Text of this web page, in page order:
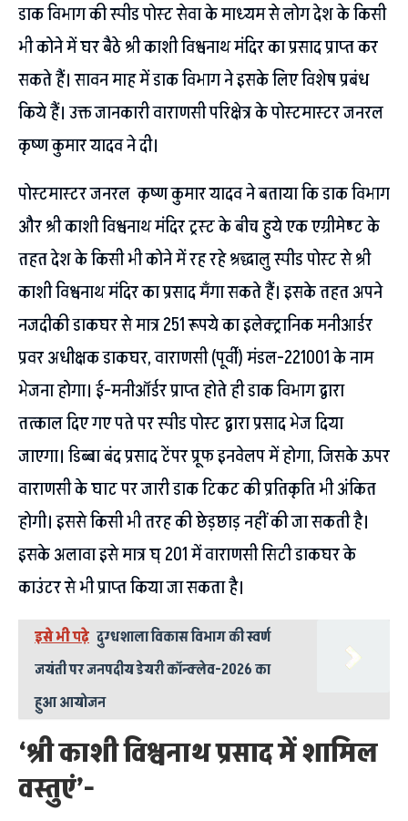
डाक विभाग की स्पीड पोस्ट सेवा के माध्यम से लोग देश के किसी
भी कोने में घर बैठे श्री काशी विश्वनाथ मंदिर का प्रसाद प्राप्त कर
सकते हैं। सावन माह में डाक विभाग ने इसके लिए विशेष प्रबंध
किये हैं। उक्त जानकारी वाराणसी परिक्षेत्र के पोस्टमास्टर जनरल
कृष्ण कुमार यादव ने दी।
पोस्टमास्टर जनरल कृष्ण कुमार यादव ने बताया कि डाक विभाग
और श्री काशी विश्वनाथ मंदिर ट्रस्ट के बीच हुये एक एग्रीमेण्ट के
तहत देश के किसी भी कोने में रह रहे श्रद्धालु स्पीड पोस्ट से श्री
काशी विश्वनाथ मंदिर का प्रसाद मँगा सकते हैं। इसके तहत अपने
नजदीकी डाकघर से मात्र 251 रूपये का इलेक्ट्रानिक मनीआर्डर
प्रवर अधीक्षक डाकघर, वाराणसी (पूर्वी) मंडल-221001 के नाम
भेजना होगा। ई-मनीऑर्डर प्राप्त होते ही डाक विभाग द्वारा
तत्काल दिए गए पते पर स्पीड पोस्ट द्वारा प्रसाद भेज दिया
जाएगा। डिब्बा बंद प्रसाद टेंपर प्रूफ इनवेलप में होगा, जिसके ऊपर
वाराणसी के घाट पर जारी डाक टिकट की प्रतिकृति भी अंकित
होगी। इससे किसी भी तरह की छेड़छाड़ नहीं की जा सकती है।
इसके अलावा इसे मात्र घ् 201 में वाराणसी सिटी डाकघर के
काउंटर से भी प्राप्त किया जा सकता है।
इसे भी पढ़े दुग्धशाला विकास विभाग की स्वर्ण
जयंती पर जनपदीय डेयरी कॉन्क्लेव-2026 का
हुआ आयोजन
‘श्री काशी विश्वनाथ प्रसाद में शामिल
वस्तुएं’-